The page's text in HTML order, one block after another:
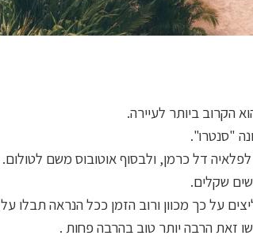
הקרוב ביותר לעיירה.
"סנטרו".
שקלים.
על כך מכוון ורוב הזמן ככל הנראה תבלו על
זאת הרבה יותר טוב בהרבה פחות .